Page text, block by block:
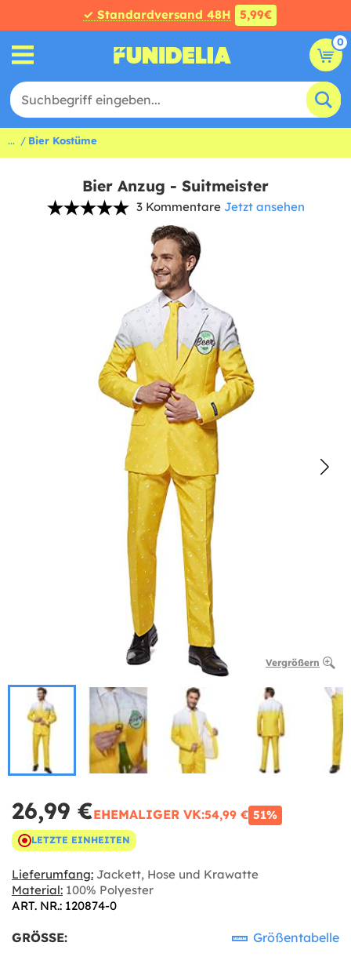
✓ Standardversand 48H 5,99€
0
... Bier Kostüme
Bier Anzug - Suitmeister
3 Kommentare Jetzt ansehen
Vergrößern
26,99 €EHEMALIGER VK:54,99 € 51%
LETZTE EINHEITEN
Lieferumfang: Jackett, Hose und Krawatte
Material: 100% Polyester
ART. NR.: 120874-0
GRÖSSE: Größentabelle